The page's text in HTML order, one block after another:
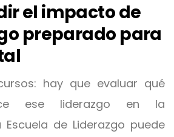
el impacto de
preparado para
hay que evaluar qué
ese liderazgo en la
Escuela de Liderazgo puede